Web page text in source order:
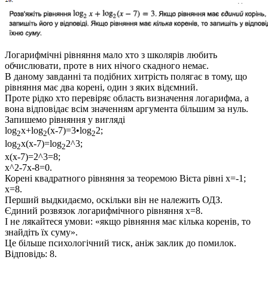
Логарифмічні рівняння мало хто з школярів любить
обчислювати, проте в них нічого скадного немає.
В даному завданні та подібних хитрість полягає в тому, що
рівняння має два корені, один з яких відємний.
Проте рідко хто перевіряє область визначення логарифма, а
вона відповідає всім значенням аргумента більшим за нуль.
Запишемо рівняння у вигляді
log2x+log2(x-7)=3•log22;
log2x(x-7)=log22^3;
x(x-7)=2^3=8;
x^2-7x-8=0.
Корені квадратного рівняння за теоремою Вієта рівні x=-1;
x=8.
Перший выдкидаємо, оскільки він не належить ОДЗ.
Єдиний розвязок логарифмічного рівняння x=8.
І не лякайтеся умови: «якщо рівняння має кілька коренів, то
знайдіть їх суму».
Це більше психологічний тиск, аніж заклик до помилок.
Відповідь: 8.